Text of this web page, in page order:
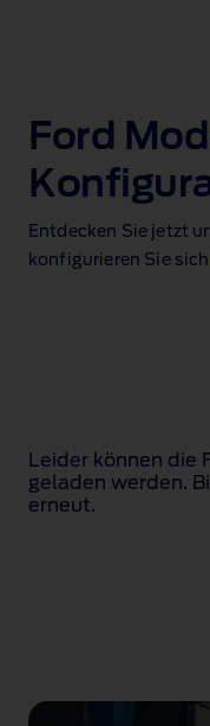
Ford
Entdecken Sie jetzt
konfigurieren Sie
Leider können die
geladen werden.
erneut.